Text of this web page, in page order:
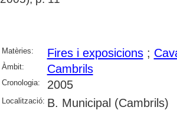
Matèries: Fires i exposicions;
Àmbit: Cambrils
Cronologia: 2005
Localització: B. Municipal (Cambrils)